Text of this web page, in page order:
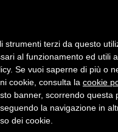
- family travel blog:
strumenti terzi da questo
al funzionamento ed utili
Se vuoi saperne di più o
cookie, consulta la cookie
banner, scorrendo questa
la navigazione in
dei cookie.